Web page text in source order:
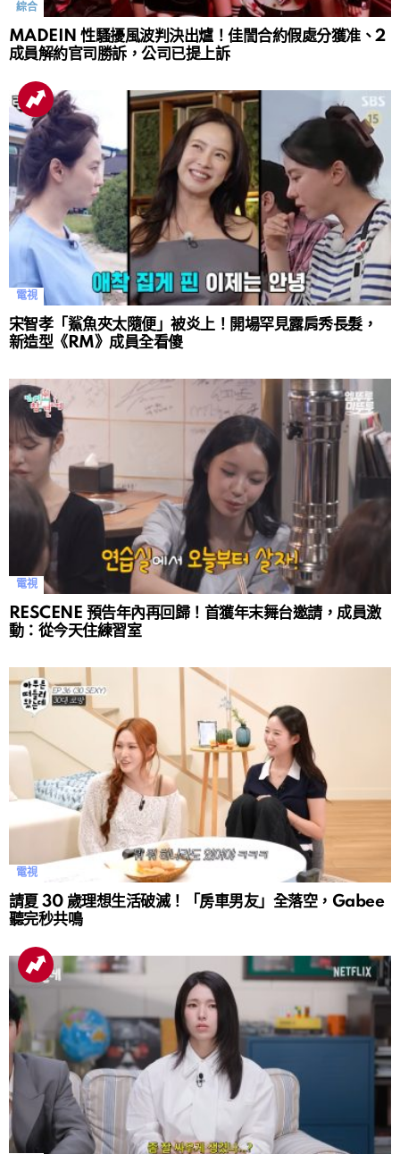
綜合
MADEIN 性騷擾風波判決出爐！佳誾合約假處分獲准、2
成員解約官司勝訴，公司已提上訴
電視
宋智孝「鯊魚夾太隨便」被炎上！開場罕見露肩秀長髮，
新造型《RM》成員全看傻
電視
RESCENE 預告年內再回歸！首獲年末舞台邀請，成員激
動：從今天住練習室
電視
請夏 30 歲理想生活破滅！「房車男友」全落空，Gabee
聽完秒共鳴